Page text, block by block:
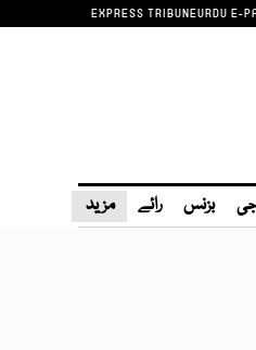
EXPRESS TRIBUNEURDU E-
بزنس رائے مزید